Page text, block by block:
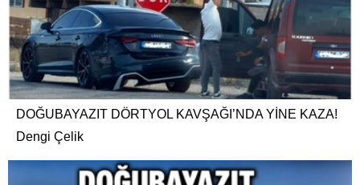
DOĞUBAYAZIT DÖRTYOL KAVŞAĞI’NDA YİNE KAZA!
Dengi Çelik